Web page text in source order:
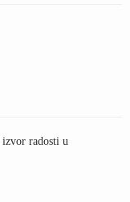
radosti u